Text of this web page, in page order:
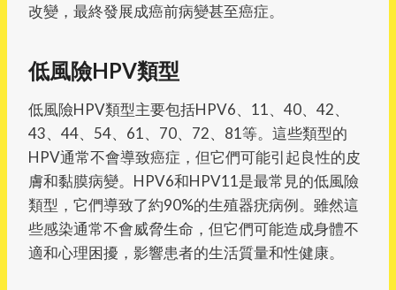
改變，最終發展成癌前病變甚至癌症。
低風險HPV類型
低風險HPV類型主要包括HPV6、11、40、42、
43、44、54、61、70、72、81等。這些類型的
HPV通常不會導致癌症，但它們可能引起良性的皮
膚和黏膜病變。HPV6和HPV11是最常見的低風險
類型，它們導致了約90%的生殖器疣病例。雖然這
些感染通常不會威脅生命，但它們可能造成身體不
適和心理困擾，影響患者的生活質量和性健康。